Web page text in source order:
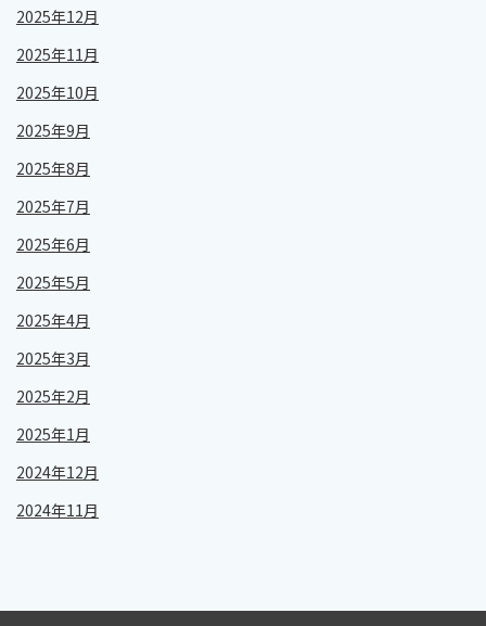
2025年12月
2025年11月
2025年10月
2025年9月
2025年8月
2025年7月
2025年6月
2025年5月
2025年4月
2025年3月
2025年2月
2025年1月
2024年12月
2024年11月